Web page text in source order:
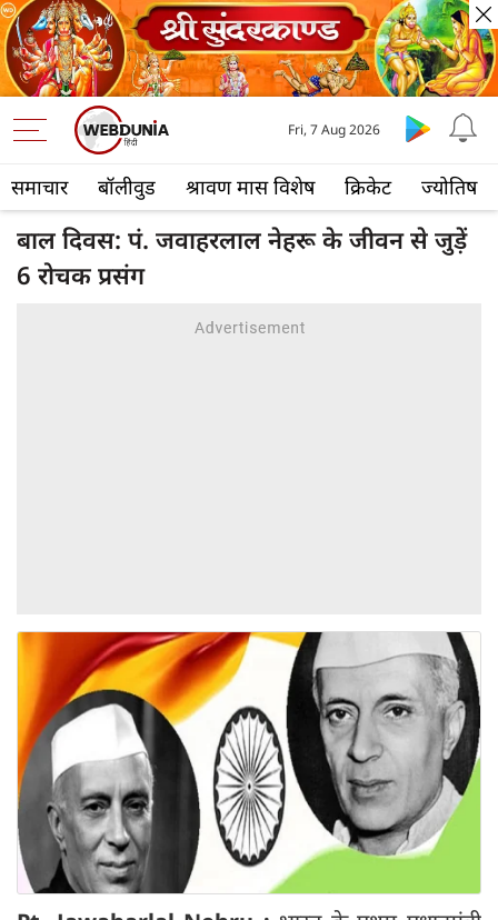
समाचार बॉलीवुड श्रावण मास विशेष क्रिकेट ज्योतिष
Fri, 7 Aug 2026
बाल दिवस: पं. जवाहरलाल नेहरू के जीवन से जुड़ें
6 रोचक प्रसंग